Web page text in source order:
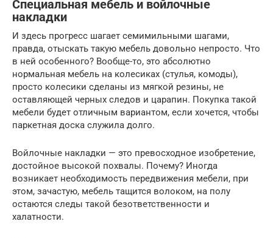
Специальная мебель и войлочные
накладки
И здесь прогресс шагает семимильными шагами,
правда, отыскать такую мебель довольно непросто. Что
в ней особенного? Вообще-то, это абсолютно
нормальная мебель на колесиках (стулья, комоды),
просто колесики сделаны из мягкой резины, не
оставляющей черных следов и царапин. Покупка такой
мебели будет отличным вариантом, если хочется, чтобы
паркетная доска служила долго.
Войлочные накладки — это превосходное изобретение,
достойное высокой похвалы. Почему? Иногда
возникает необходимость передвижения мебели, при
этом, зачастую, мебель тащится волоком, на полу
остаются следы такой безответственности и
халатности.